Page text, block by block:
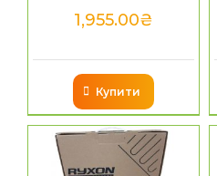
1,955.00₴
Купити